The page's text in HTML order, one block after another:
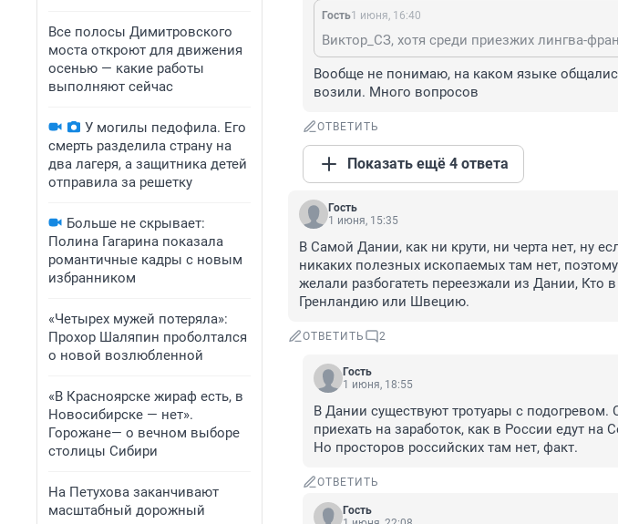
Все полосы Димитровского
моста откроют для движения
осенью — какие работы
выполняют сейчас
У могилы педофила. Его
смерть разделила страну на
два лагеря, а защитника детей
отправила за решетку
Больше не скрывает:
Полина Гагарина показала
романтичные кадры с новым
избранником
«Четырех мужей потеряла»:
Прохор Шаляпин проболтался
о новой возлюбленной
«В Красноярске жираф есть, в
Новосибирске — нет».
Горожане— о вечном выборе
столицы Сибири
На Петухова заканчивают
масштабный дорожный
Гость1 июня, 16:40
Виктор_СЗ, хотя среди приезжих лингва-
Вообще не понимаю, на каком языке
возили. Много вопросов
ОТВЕТИТЬ
Показать ещё 4 ответа
Гость
1 июня, 15:35
В Самой Дании, как ни крути, ни черта нет, ну
никаких полезных ископаемых там нет,
желали разбогатеть переезжали из Дании, Кто
Гренландию или Швецию.
ОТВЕТИТЬ 2
Гость
1 июня, 18:55
В Дании существуют тротуары с
приехать на заработок, как в России едут на
Но просторов российских там нет, факт.
ОТВЕТИТЬ
Гость